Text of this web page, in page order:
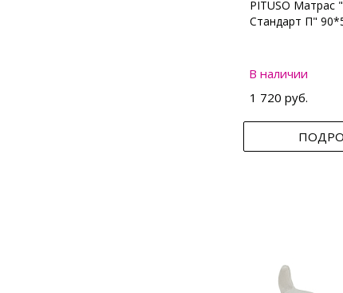
PITUSO Матрас
Стандарт П"
В наличии
1 720 руб.